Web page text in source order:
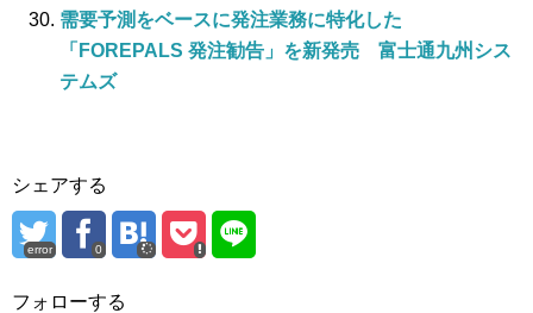
需要予測をベースに発注業務に特化した
「FOREPALS 発注勧告」を新発売 富士通九州シス
テムズ
シェアする
error 0
フォローする